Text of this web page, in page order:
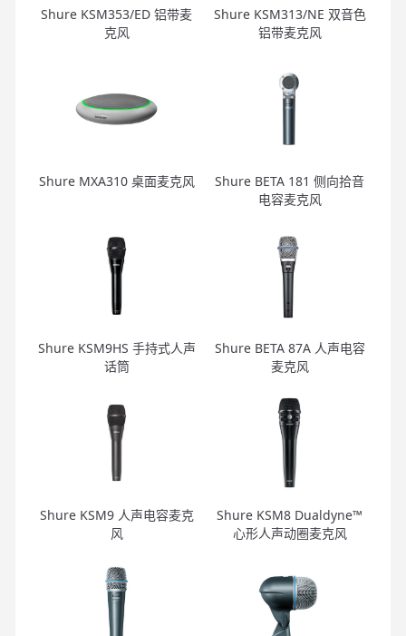
Shure KSM353/ED 铝带麦
克风
Shure KSM313/NE 双音色
铝带麦克风
Shure MXA310 桌面麦克风
Shure BETA 181 侧向拾音
电容麦克风
Shure KSM9HS 手持式人声
话筒
Shure BETA 87A 人声电容
麦克风
Shure KSM9 人声电容麦克
风
Shure KSM8 Dualdyne™
心形人声动圈麦克风